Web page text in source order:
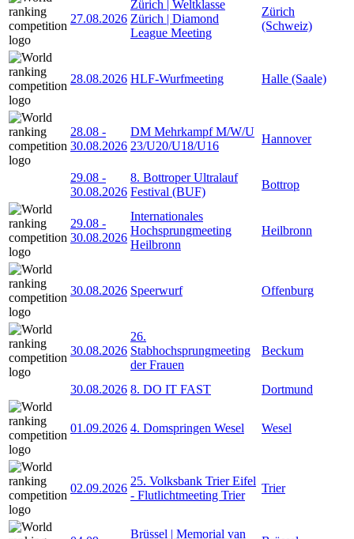
27.08.2026
Zürich | Weltklasse
Zürich | Diamond
League Meeting
Zürich
(Schweiz)
28.08.2026 HLF-Wurfmeeting Halle (Saale)
28.08 -
30.08.2026
DM Mehrkampf M/W/U
23/U20/U18/U16
Hannover
29.08 -
30.08.2026
8. Bottroper Ultralauf
Festival (BUF)
Bottrop
29.08 -
30.08.2026
Internationales
Hochsprungmeeting
Heilbronn
Heilbronn
30.08.2026 Speerwurf Offenburg
30.08.2026
26.
Stabhochsprungmeeting
der Frauen
Beckum
30.08.2026 8. DO IT FAST Dortmund
01.09.2026 4. Domspringen Wesel Wesel
02.09.2026
25. Volksbank Trier Eifel
- Flutlichtmeeting Trier
Trier
Brüssel | Memorial van